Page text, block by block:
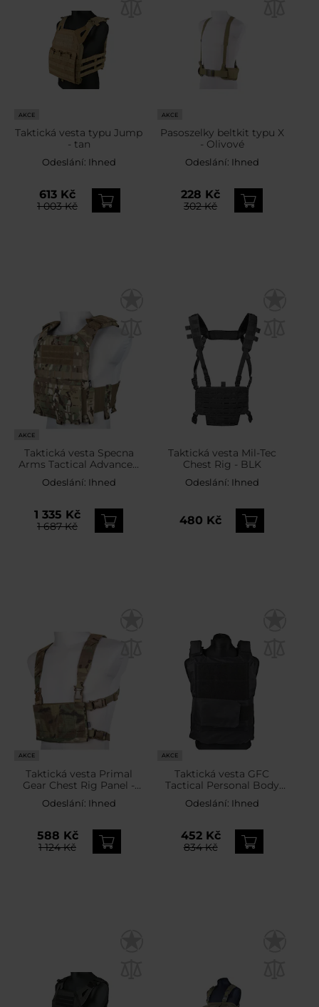
AKCE
Taktická vesta typu Jump
- tan
Odeslání: Ihned
613 Kč
1 003 Kč
AKCE
Pasoszelky beltkit typu X
- Olivové
Odeslání: Ihned
228 Kč
302 Kč
AKCE
Taktická vesta Specna
Arms Tactical Advanced
Vest Plate Carrier -
MultiCam
Odeslání: Ihned
1 335 Kč
1 687 Kč
Taktická vesta Mil-Tec
Chest Rig - BLK
Odeslání: Ihned
480 Kč
AKCE
Taktická vesta Primal
Gear Chest Rig Panel -
MultiCam
Odeslání: Ihned
588 Kč
1 124 Kč
AKCE
Taktická vesta GFC
Tactical Personal Body
Armor - černá
Odeslání: Ihned
452 Kč
834 Kč